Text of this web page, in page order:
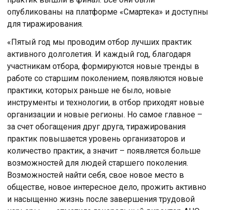
опубликованы на платформе «Смартека» и доступны
для тиражирования.
«Пятый год мы проводим отбор лучших практик
активного долголетия. И каждый год, благодаря
участникам отбора, формируются новые тренды в
работе со старшим поколением, появляются новые
практики, которых раньше не было, новые
инструменты и технологии, в отбор приходят новые
организации и новые регионы. Но самое главное –
за счет обогащения друг друга, тиражирования
практик повышается уровень организаторов и
количество практик, а значит – появляется больше
возможностей для людей старшего поколения.
Возможностей найти себя, свое новое место в
обществе, новое интересное дело, прожить активно
и насыщенно жизнь после завершения трудовой